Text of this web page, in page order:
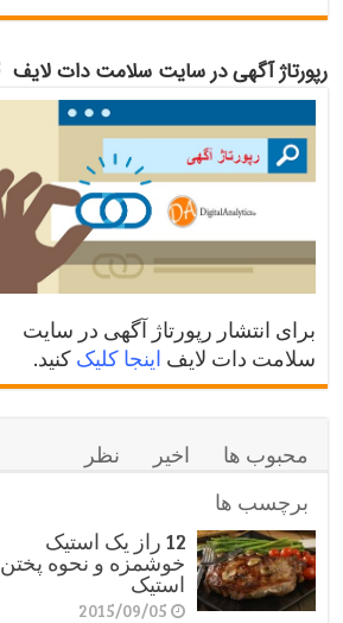
رپورتاژ آگهی در سایت سلامت دات لایف
برای انتشار رپورتاژ آگهی در سایت
سلامت دات لایف اینجا کلیک کنید.
محبوب ها اخیر
نظر
برچسب ها
12 راز یک استیک
خوشمزه و نحوه پختن
استیک
2015/09/05